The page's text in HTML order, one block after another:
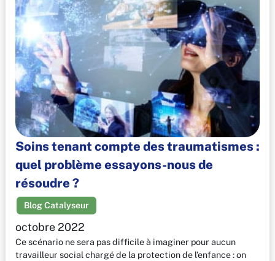
Soins tenant compte des traumatismes :
quel problème essayons-nous de
résoudre ?
Blog Catalyseur
octobre 2022
Ce scénario ne sera pas difficile à imaginer pour aucun
travailleur social chargé de la protection de l’enfance : on